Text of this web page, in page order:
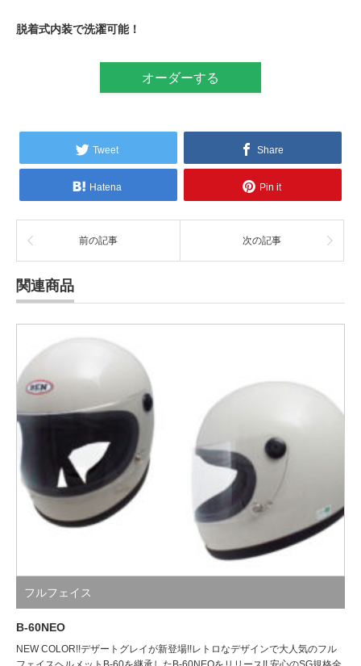
脱着式内装で洗濯可能！
オーダーする
Tweet Share
Hatena Pin it
前の記事 次の記事
関連商品
フルフェイス
B-60NEO
NEW COLOR!!デザートグレイが新登場!!レトロなデザインで大人気のフル